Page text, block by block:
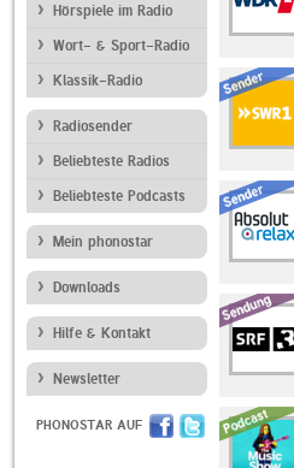
Hörspiele im Radio
Wort- & Sport-Radio
Klassik-Radio
Radiosender
Beliebteste Radios
Beliebteste Podcasts
Mein phonostar
Downloads
Hilfe & Kontakt
Newsletter
PHONOSTAR AUF